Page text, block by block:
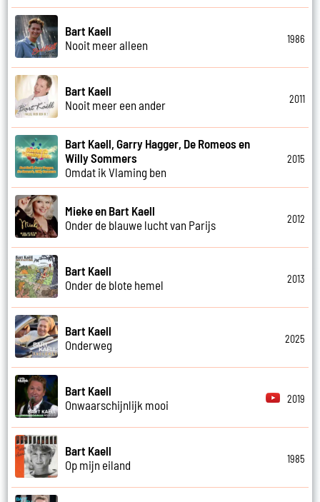
Bart Kaell
Nooit meer alleen
1986
Bart Kaell
Nooit meer een ander
2011
Bart Kaell, Garry Hagger, De Romeos en
Willy Sommers
Omdat ik Vlaming ben
2015
Mieke en Bart Kaell
Onder de blauwe lucht van Parijs
2012
Bart Kaell
Onder de blote hemel
2013
Bart Kaell
Onderweg
2025
Bart Kaell
Onwaarschijnlijk mooi
2019
Bart Kaell
Op mijn eiland
1985